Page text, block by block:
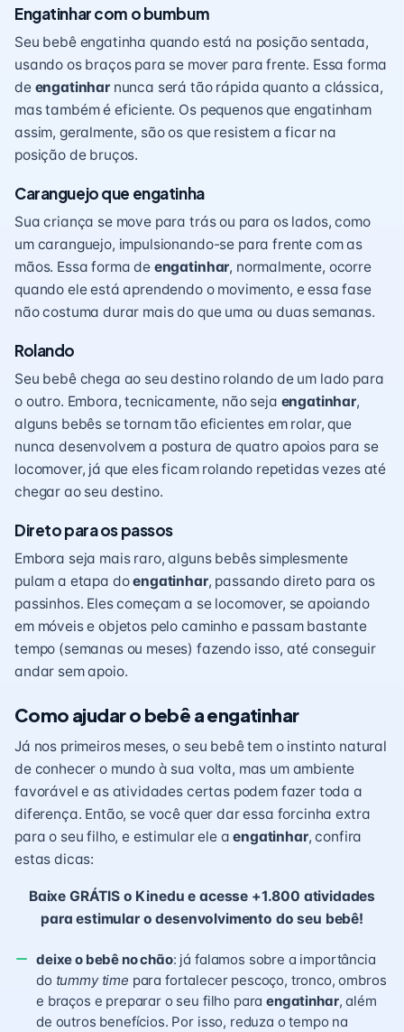
Engatinhar com o bumbum
Seu bebê engatinha quando está na posição sentada,
usando os braços para se mover para frente. Essa forma
de engatinharnunca será tão rápida quanto a clássica,
mas também é eficiente. Os pequenos que engatinham
assim, geralmente, são os que resistem a ficar na
posição de bruços.
Caranguejo que engatinha
Sua criança se move para trás ou para os lados, como
um caranguejo, impulsionando-se para frente com as
mãos. Essa forma de engatinhar, normalmente, ocorre
quando ele está aprendendo o movimento, e essa fase
não costuma durar mais do que uma ou duas semanas.
Rolando
Seu bebê chega ao seu destino rolando de um lado para
o outro. Embora, tecnicamente, não seja engatinhar,
alguns bebês se tornam tão eficientes em rolar, que
nunca desenvolvem a postura de quatro apoios para se
locomover, já que eles ficam rolando repetidas vezes até
chegar ao seu destino.
Direto para os passos
Embora seja mais raro, alguns bebês simplesmente
pulam a etapa doengatinhar, passando direto para os
passinhos. Eles começam a se locomover, se apoiando
em móveis e objetos pelo caminho e passam bastante
tempo (semanas ou meses) fazendo isso, até conseguir
andar sem apoio.
Como ajudar o bebê a engatinhar
Já nos primeiros meses, o seu bebê tem o instinto natural
de conhecer o mundo à sua volta, mas um ambiente
favorável e as atividades certas podem fazer toda a
diferença. Então, se você quer dar essa forcinha extra
para o seu filho, e estimular ele aengatinhar, confira
estas dicas:
Baixe GRÁTIS o Kinedu e acesse +1.800 atividades
para estimular o desenvolvimento do seu bebê!
deixe o bebê no chão: já falamos sobre a importância
do tummy time para fortalecer pescoço, tronco, ombros
e braços e preparar o seu filho paraengatinhar, além
de outros benefícios. Por isso, reduza o tempo na